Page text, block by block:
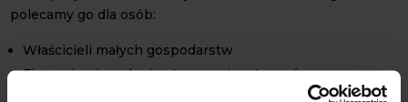
polecamy go dla osób:
Właścicieli małych gospodarstw
Firm zajmujących się utrzymaniem terenów